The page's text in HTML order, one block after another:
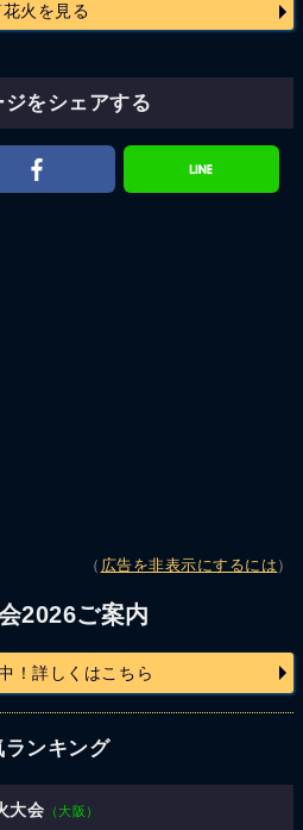
火を見る
ジをシェアする
（ 広告を非表示にするには ）
2026ご案内
！詳しくはこちら
ランキング
大会 （大阪）